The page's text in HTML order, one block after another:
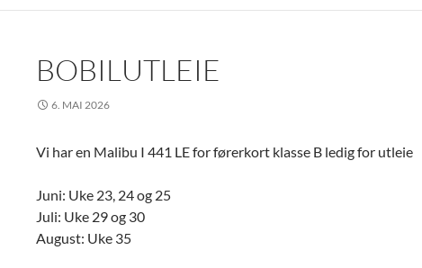
BOBILUTLEIE
6. MAI 2026
Vi har en Malibu I 441 LE for førerkort klasse B ledig for utleie
Juni: Uke 23, 24 og 25
Juli: Uke 29 og 30
August: Uke 35